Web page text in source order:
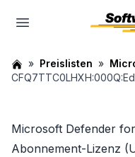
Preislisten
Microsoft Defender
Abonnement-Lizenz